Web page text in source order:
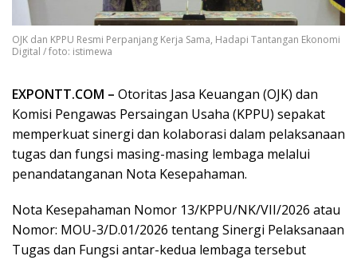
OJK dan KPPU Resmi Perpanjang Kerja Sama, Hadapi Tantangan Ekonomi
Digital / foto: istimewa
EXPONTT.COM – Otoritas Jasa Keuangan (OJK) dan
Komisi Pengawas Persaingan Usaha (KPPU) sepakat
memperkuat sinergi dan kolaborasi dalam pelaksanaan
tugas dan fungsi masing-masing lembaga melalui
penandatanganan Nota Kesepahaman.
Nota Kesepahaman Nomor 13/KPPU/NK/VII/2026 atau
Nomor: MOU-3/D.01/2026 tentang Sinergi Pelaksanaan
Tugas dan Fungsi antar-kedua lembaga tersebut